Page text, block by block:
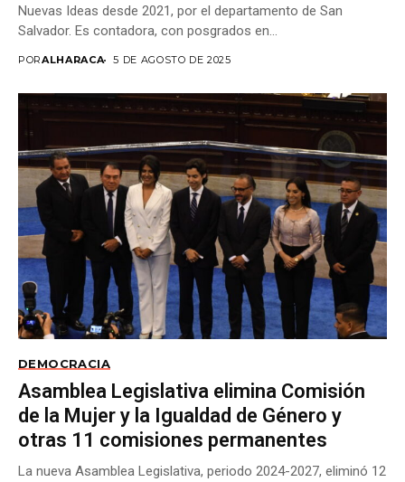
Nuevas Ideas desde 2021, por el departamento de San
Salvador. Es contadora, con posgrados en...
PORALHARACA 5 DE AGOSTO DE 2025
DEMOCRACIA
Asamblea Legislativa elimina Comisión
de la Mujer y la Igualdad de Género y
otras 11 comisiones permanentes
La nueva Asamblea Legislativa, periodo 2024-2027, eliminó 12